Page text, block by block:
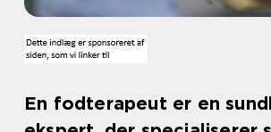
En fodterapeut er en